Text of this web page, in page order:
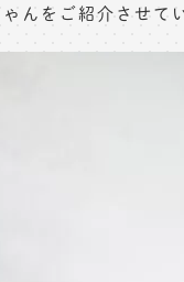
んをご紹介させて